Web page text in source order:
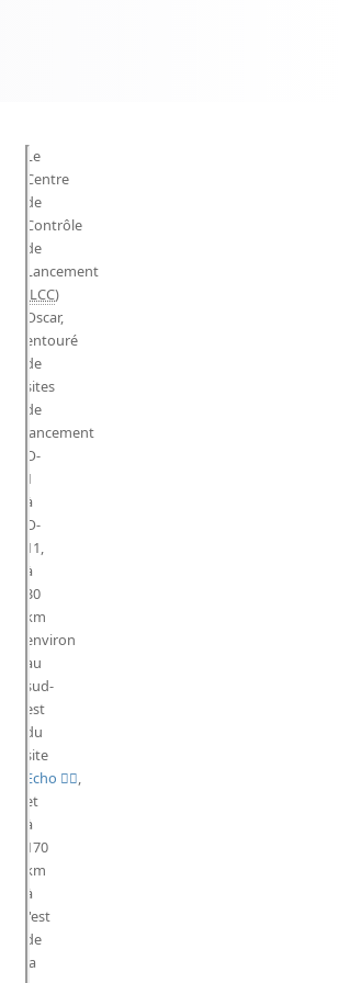
Le
Centre
de
Contrôle
de
Lancement
LCC)
Oscar,
entouré
de
sites
de
lancement
O-
1
à
O-
11,
à
30
km
environ
au
sud-
est
du
site
Echo
,
et
à
170
km
à
l'est
de
la